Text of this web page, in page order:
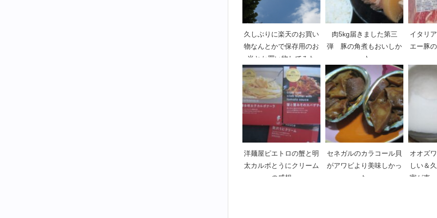
久しぶりに楽天のお買い
物なんとかで保存用のお
米とか買い物してみた
肉5kg届きました第三
弾 豚の角煮もおいしか
った
イタリ
エー豚
洋麺屋ピエトロの蟹と明
太カルボとうにクリーム
の感想
セネガルのカラコール貝
がアワビより美味しかっ
た
オオズ
しい＆
実が売